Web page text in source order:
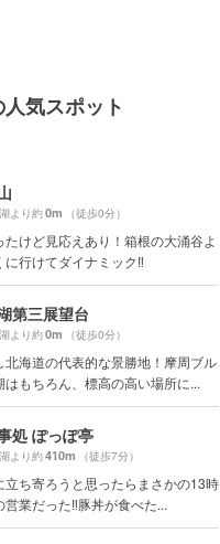
気スポット
より約0m （徒歩0分）
たけど見応えあり！箱根の大涌谷よ
に行けてダイナミック‼️
第三展望台
より約0m （徒歩0分）
北海道の代表的な景勝地！摩周ブル
はもちろん、標高の高い場所に...
処 ぽっぽ亭
より約410m （徒歩7分）
立ち寄ろうと思ったらまさかの13時
営業だった‼️豚丼が食べた...